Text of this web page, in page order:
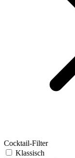
Cocktail-Filter
Klassisch